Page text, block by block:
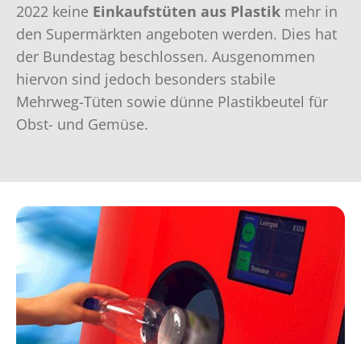
2022 keine Einkaufstüten aus Plastik mehr in
den Supermärkten angeboten werden. Dies hat
der Bundestag beschlossen. Ausgenommen
hiervon sind jedoch besonders stabile
Mehrweg-Tüten sowie dünne Plastikbeutel für
Obst- und Gemüse.